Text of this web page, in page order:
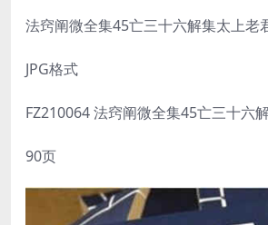
法窍阐微全集45亡三十六解集太上老
JPG格式
FZ210064 法窍阐微全集45亡三十六
90页